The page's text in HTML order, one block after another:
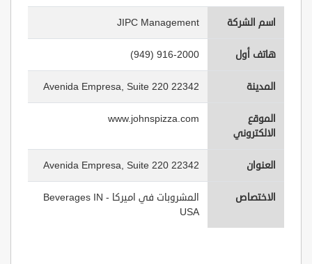
اسم الشركة JIPC Management
هاتف أول (949) 916-2000
المدينة 22342 Avenida Empresa, Suite 220
الموقع
الالكتروني
www.johnspizza.com
العنوان 22342 Avenida Empresa, Suite 220
الاختصاص
المشروبات في اميركا - Beverages IN
USA